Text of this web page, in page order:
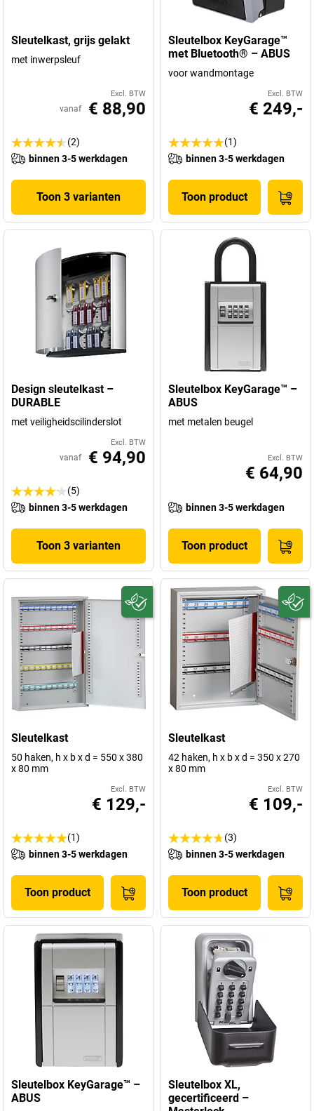
Sleutelkast, grijs gelakt
met inwerpsleuf
Excl. BTW
vanaf € 88,90
(2)
binnen 3-5 werkdagen
Toon 3 varianten
Sleutelbox KeyGarage™
met Bluetooth® – ABUS
voor wandmontage
Excl. BTW
€ 249,-
(1)
binnen 3-5 werkdagen
Toon product
Design sleutelkast –
DURABLE
met veiligheidscilinderslot
Excl. BTW
vanaf € 94,90
(5)
binnen 3-5 werkdagen
Toon 3 varianten
Sleutelbox KeyGarage™ –
ABUS
met metalen beugel
Excl. BTW
€ 64,90
binnen 3-5 werkdagen
Toon product
Sleutelkast
50 haken, h x b x d = 550 x 380
x 80 mm
Excl. BTW
€ 129,-
(1)
binnen 3-5 werkdagen
Toon product
Sleutelkast
42 haken, h x b x d = 350 x 270
x 80 mm
Excl. BTW
€ 109,-
(3)
binnen 3-5 werkdagen
Toon product
Sleutelbox KeyGarage™ –
ABUS
Sleutelbox XL,
gecertificeerd –